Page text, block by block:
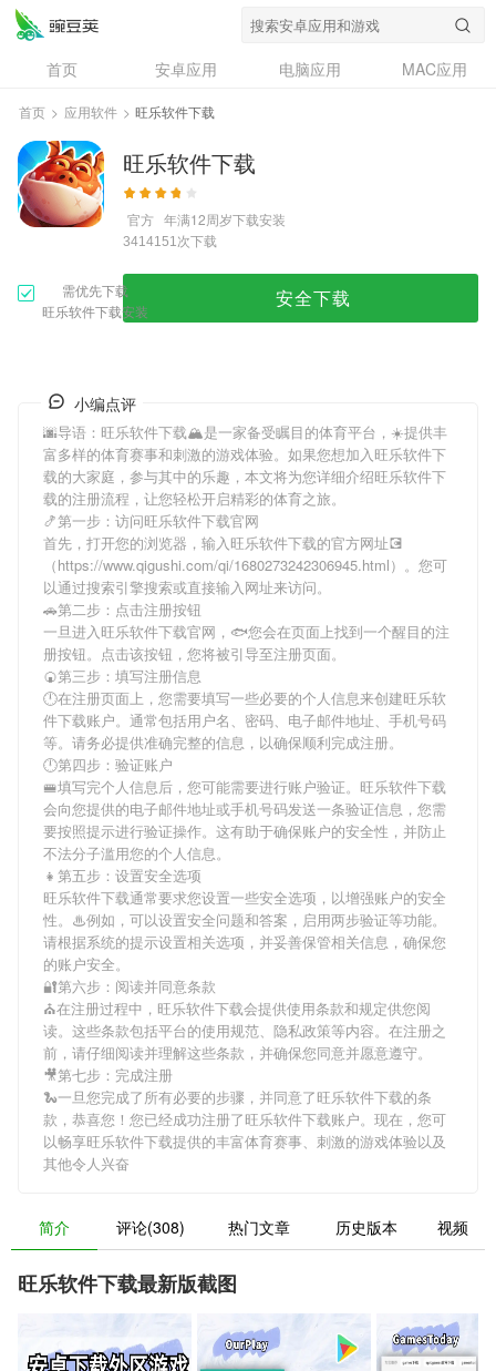
首页 安卓应用 电脑应用
MAC应用
资讯
专题
问答
首页 > 应用软件 > 旺乐软件下载
旺乐软件下载
官方 年满12周岁下载安装
3414151次下载
需优先下载
旺乐软件下载安装
安全下载
小编点评
🌆导语： 旺乐软件下载🏔是一家备受瞩目的体育平台，☀提供丰
富多样的体育赛事和刺激的游戏体验。如果您想加入旺乐软件下
载的大家庭，参与其中的乐趣，本文将为您详细介绍旺乐软件下
载的注册流程，让您轻松开启精彩的体育之旅。
🍤第一步：访问旺乐软件下载官网
首先，打开您的浏览器，输入旺乐软件下载的官方网址💽
（https://www.qigushi.com/qi/1680273242306945.html）。您可
以通过搜索引擎搜索或直接输入网址来访问。
🚗第二步：点击注册按钮
一旦进入旺乐软件下载官网，🐟您会在页面上找到一个醒目的注
册按钮。点击该按钮，您将被引导至注册页面。
🍘第三步：填写注册信息
🕛在注册页面上，您需要填写一些必要的个人信息来创建旺乐软
件下载账户。通常包括用户名、密码、电子邮件地址、手机号码
等。请务必提供准确完整的信息，以确保顺利完成注册。
🕛第四步：验证账户
🚝填写完个人信息后，您可能需要进行账户验证。 旺乐软件下载
会向您提供的电子邮件地址或手机号码发送一条验证信息，您需
要按照提示进行验证操作。这有助于确保账户的安全性，并防止
不法分子滥用您的个人信息。
👧第五步：设置安全选项
旺乐软件下载通常要求您设置一些安全选项，以增强账户的安全
性。♨例如，可以设置安全问题和答案，启用两步验证等功能。
请根据系统的提示设置相关选项，并妥善保管相关信息，确保您
的账户安全。
🔐第六步：阅读并同意条款
⛪️在注册过程中， 旺乐软件下载会提供使用条款和规定供您阅
读。这些条款包括平台的使用规范、隐私政策等内容。在注册之
前，请仔细阅读并理解这些条款，并确保您同意并愿意遵守。
🎥第七步：完成注册
🐍一旦您完成了所有必要的步骤，并同意了旺乐软件下载的条
款，恭喜您！您已经成功注册了旺乐软件下载账户。现在，您可
以畅享旺乐软件下载提供的丰富体育赛事、刺激的游戏体验以及
其他令人兴奋
简介 评论(308) 热门文章 历史版本 视频
旺乐软件下载最新版截图